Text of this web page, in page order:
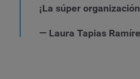
¡La súper
— Laura Tapias